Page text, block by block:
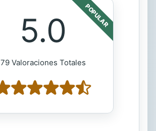
POPULAR
5.0
79 Valoraciones Totales